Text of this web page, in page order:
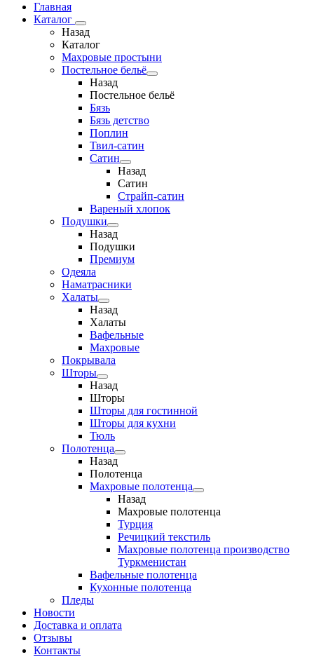
Главная
Каталог
Назад
Каталог
Махровые простыни
Постельное бельё
Назад
Постельное бельё
Бязь
Бязь детство
Поплин
Твил-сатин
Сатин
Назад
Сатин
Страйп-сатин
Вареный хлопок
Подушки
Назад
Подушки
Премиум
Одеяла
Наматрасники
Халаты
Назад
Халаты
Вафельные
Махровые
Покрывала
Шторы
Назад
Шторы
Шторы для гостинной
Шторы для кухни
Тюль
Полотенца
Назад
Полотенца
Махровые полотенца
Назад
Махровые полотенца
Турция
Речицкий текстиль
Махровые полотенца производство
Туркменистан
Вафельные полотенца
Кухонные полотенца
Пледы
Новости
Доставка и оплата
Отзывы
Контакты